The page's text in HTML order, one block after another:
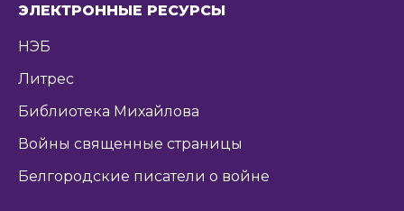
ЭЛЕКТРОННЫЕ РЕСУРСЫ
НЭБ
Литрес
Библиотека Михайлова
Войны священные страницы
Белгородские писатели о войне